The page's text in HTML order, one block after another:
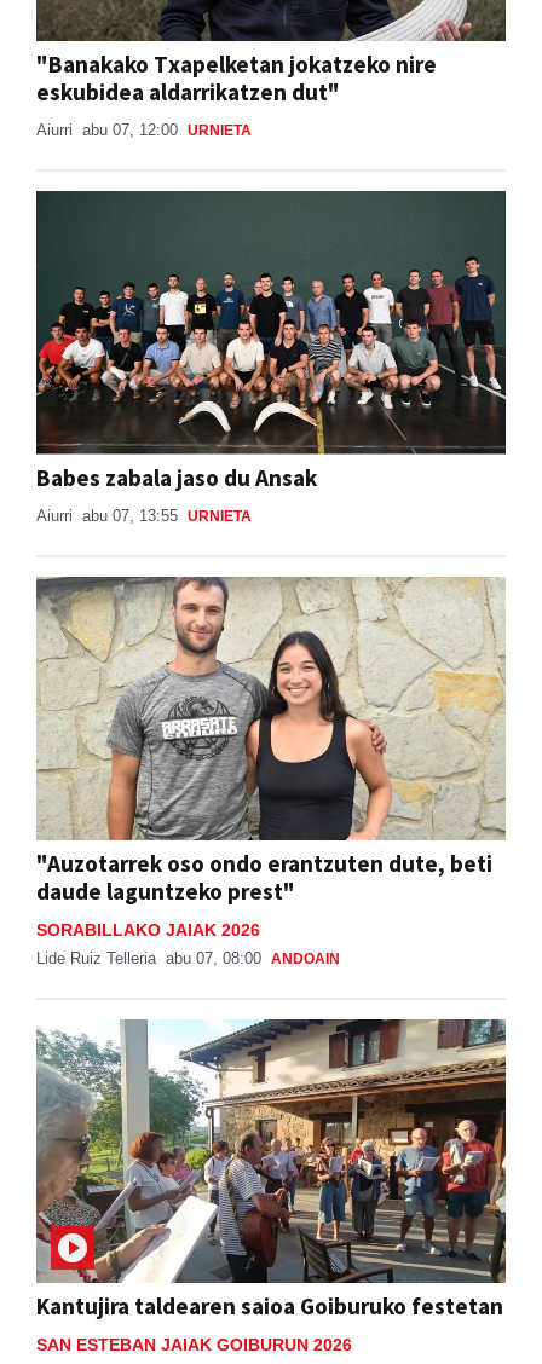
"Banakako Txapelketan jokatzeko nire
eskubidea aldarrikatzen dut"
Aiurri abu 07, 12:00 URNIETA
Babes zabala jaso du Ansak
Aiurri abu 07, 13:55 URNIETA
"Auzotarrek oso ondo erantzuten dute, beti
daude laguntzeko prest"
SORABILLAKO JAIAK 2026
Lide Ruiz Telleria abu 07, 08:00 ANDOAIN
Kantujira taldearen saioa Goiburuko festetan
SAN ESTEBAN JAIAK GOIBURUN 2026